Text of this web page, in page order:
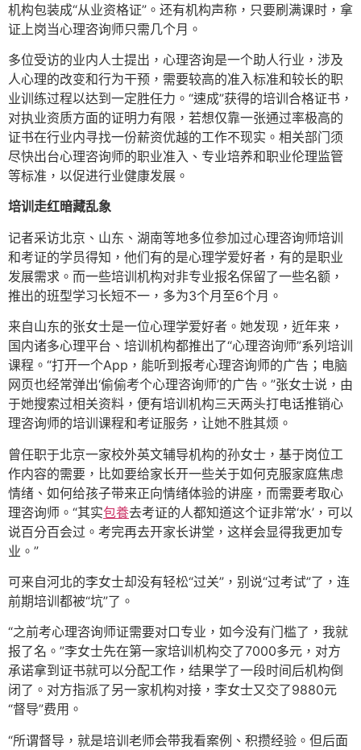
机构包装成“从业资格证”。还有机构声称，只要刷满课时，拿
证上岗当心理咨询师只需几个月。
多位受访的业内人士提出，心理咨询是一个助人行业，涉及
人心理的改变和行为干预，需要较高的准入标准和较长的职
业训练过程以达到一定胜任力。“速成”获得的培训合格证书，
对执业资质方面的证明力有限，若想仅靠一张通过率极高的
证书在行业内寻找一份薪资优越的工作不现实。相关部门须
尽快出台心理咨询师的职业准入、专业培养和职业伦理监管
等标准，以促进行业健康发展。
培训走红暗藏乱象
记者采访北京、山东、湖南等地多位参加过心理咨询师培训
和考证的学员得知，他们有的是心理学爱好者，有的是职业
发展需求。而一些培训机构对非专业报名保留了一些名额，
推出的班型学习长短不一，多为3个月至6个月。
来自山东的张女士是一位心理学爱好者。她发现，近年来，
国内诸多心理平台、培训机构都推出了“心理咨询师”系列培训
课程。“打开一个App，能听到报考心理咨询师的广告；电脑
网页也经常弹出‘偷偷考个心理咨询师’的广告。”张女士说，由
于她搜索过相关资料，便有培训机构三天两头打电话推销心
理咨询师的培训课程和考证服务，让她不胜其烦。
曾任职于北京一家校外英文辅导机构的孙女士，基于岗位工
作内容的需要，比如要给家长开一些关于如何克服家庭焦虑
情绪、如何给孩子带来正向情绪体验的讲座，而需要考取心
理咨询师。“其实包養去考证的人都知道这个证非常‘水’，可以
说百分百会过。考完再去开家长讲堂，这样会显得我更加专
业。”
可来自河北的李女士却没有轻松“过关”，别说“过考试”了，连
前期培训都被“坑”了。
“之前考心理咨询师证需要对口专业，如今没有门槛了，我就
报了名。”李女士先在第一家培训机构交了7000多元，对方
承诺拿到证书就可以分配工作，结果学了一段时间后机构倒
闭了。对方指派了另一家机构对接，李女士又交了9880元
“督导”费用。
“所谓督导，就是培训老师会带我看案例、积攒经验。但后面